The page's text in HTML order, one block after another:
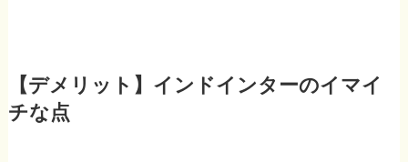
【デメリット】インドインターのイマイ
チな点